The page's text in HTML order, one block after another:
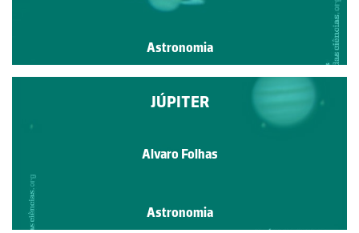
Astronomia
JÚPITER
Alvaro Folhas
Astronomia